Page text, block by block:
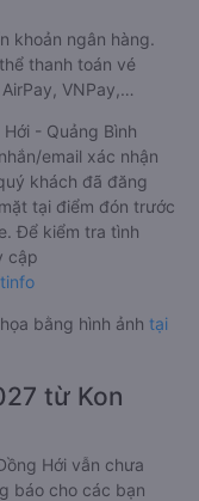
khoản ngân hàng.
thanh toán vé
VNPay,…
- Quảng Bình
email xác nhận
khách đã đăng
tại điểm đón trước
Để kiểm tra tình
cập
bằng hình ảnh tại
từ Kon
Hới vẫn chưa
báo cho các bạn